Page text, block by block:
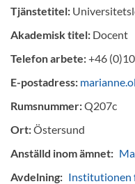
Tjänstetitel:
Akademisk titel: Docent
Telefon arbete:+46
E-postadress:
Rumsnummer:Q207c
Ort:Östersund
Anställd inom ämnet:
Avdelning: Institutionen